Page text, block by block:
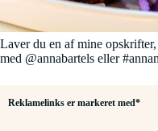
Laver du en af mine
med @annabartels eller
Reklamelinks er markeret med*